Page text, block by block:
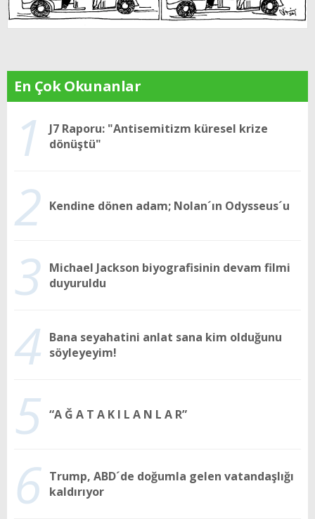
En Çok Okunanlar
1
J7 Raporu: "Antisemitizm küresel krize
dönüştü"
2 Kendine dönen adam; Nolan´ın Odysseus´u
3 Michael Jackson biyografisinin devam filmi
duyuruldu
4 Bana seyahatini anlat sana kim olduğunu
söyleyeyim!
5 “A Ğ A T A K I L A N L A R”
6 Trump, ABD´de doğumla gelen vatandaşlığı
kaldırıyor